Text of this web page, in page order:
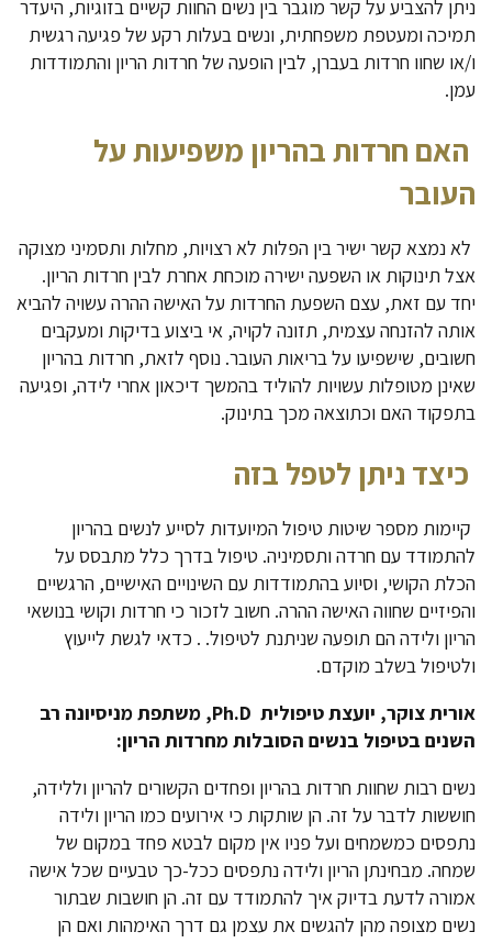
ניתן להצביע על קשר מוגבר בין נשים החוות קשיים בזוגיות, היעדר
תמיכה ומעטפת משפחתית, ונשים בעלות רקע של פגיעה רגשית
ו/או שחוו חרדות בעברן, לבין הופעה של חרדות הריון והתמודדות
עמן.
האם חרדות בהריון משפיעות על
העובר
לא נמצא קשר ישיר בין הפלות לא רצויות, מחלות ותסמיני מצוקה
אצל תינוקות או השפעה ישירה מוכחת אחרת לבין חרדות הריון.
יחד עם זאת, עצם השפעת החרדות על האישה ההרה עשויה להביא
אותה להזנחה עצמית, תזונה לקויה, אי ביצוע בדיקות ומעקבים
חשובים, שישפיעו על בריאות העובר. נוסף לזאת, חרדות בהריון
שאינן מטופלות עשויות להוליד בהמשך דיכאון אחרי לידה, ופגיעה
בתפקוד האם וכתוצאה מכך בתינוק.
כיצד ניתן לטפל בזה
קיימות מספר שיטות טיפול המיועדות לסייע לנשים בהריון
להתמודד עם חרדה ותסמיניה. טיפול בדרך כלל מתבסס על
הכלת הקושי, וסיוע בהתמודדות עם השינויים האישיים, הרגשיים
והפיזיים שחווה האישה ההרה. חשוב לזכור כי חרדות וקושי בנושאי
הריון ולידה הם תופעה שניתנת לטיפול. . כדאי לגשת לייעוץ
ולטיפול בשלב מוקדם.
אורית צוקר, יועצת טיפולית
, משתפת מניסיונה רב
השנים בטיפול בנשים הסובלות מחרדות הריון:
נשים רבות שחוות חרדות בהריון ופחדים הקשורים להריון וללידה,
חוששות לדבר על זה. הן שותקות כי אירועים כמו הריון ולידה
נתפסים כמשמחים ועל פניו אין מקום לבטא פחד במקום של
שמחה. מבחינתן הריון ולידה נתפסים ככל-כך טבעיים שכל אישה
אמורה לדעת בדיוק איך להתמודד עם זה. הן חושבות שבתור
נשים מצופה מהן להגשים את עצמן גם דרך האימהות ואם הן